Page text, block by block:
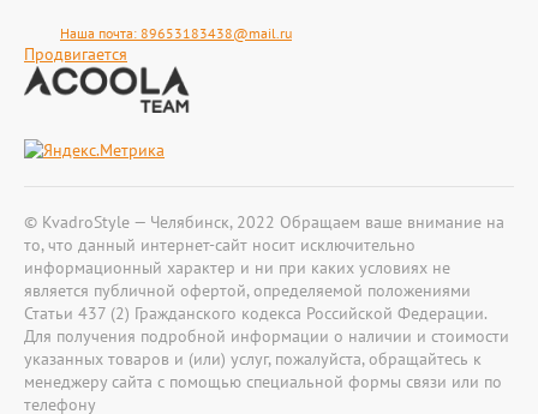
Наша почта: 89653183438@mail.ru
Продвигается
© KvadroStyle — Челябинск, 2022 Обращаем ваше внимание на
то, что данный интернет-сайт носит исключительно
информационный характер и ни при каких условиях не
является публичной офертой, определяемой положениями
Статьи 437 (2) Гражданского кодекса Российской Федерации.
Для получения подробной информации о наличии и стоимости
указанных товаров и (или) услуг, пожалуйста, обращайтесь к
менеджеру сайта с помощью специальной формы связи или по
телефону